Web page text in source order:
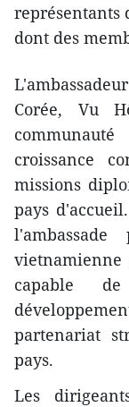
représentants
dont des
Corée, Vu
croissance
missions
pays
vietnamienne
capable
partenariat
pays.
Les